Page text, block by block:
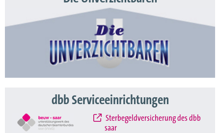
dbb Serviceeinrichtungen
Sterbegeldversicherung des dbb
saar